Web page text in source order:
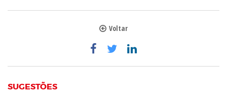
Voltar
SUGESTÕES